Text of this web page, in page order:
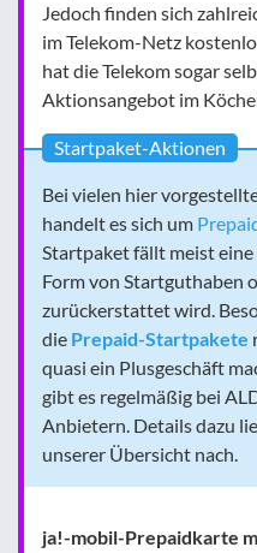
Jedoch finden sich
im Telekom-Netz
hat die Telekom sogar
Aktionsangebot im
Startpaket-Aktionen
Bei vielen hier
handelt es sich um
Startpaket fällt meist eine
Form von Startguthaben
zurückerstattet wird.
die Prepaid-Startpakete
quasi ein Plusgeschäft
gibt es regelmäßig bei
Anbietern. Details dazu
unserer Übersicht nach.
ja!-mobil-Prepaidkarte